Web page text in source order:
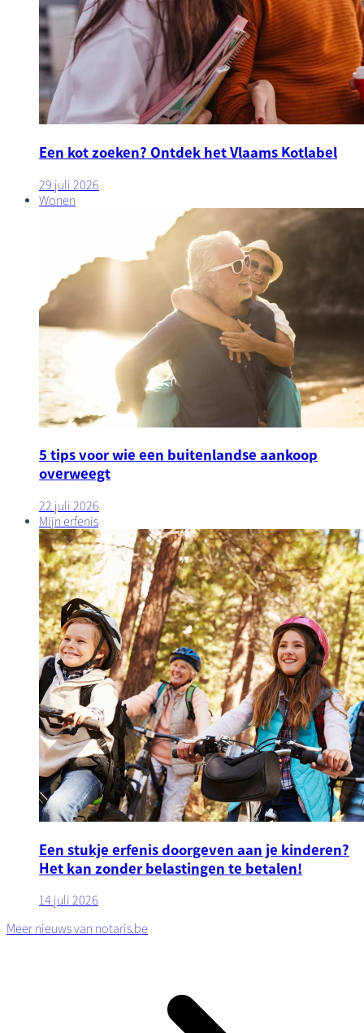
Een kot zoeken? Ontdek het Vlaams Kotlabel
29 juli 2026
Wonen
5 tips voor wie een buitenlandse aankoop
overweegt
22 juli 2026
Mijn erfenis
Een stukje erfenis doorgeven aan je kinderen?
Het kan zonder belastingen te betalen!
14 juli 2026
Meer nieuws van notaris.be